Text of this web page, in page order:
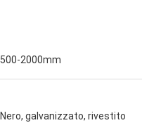
500-2000mm
Nero, galvanizzato, rivestito